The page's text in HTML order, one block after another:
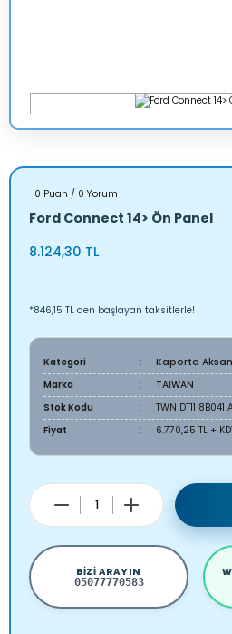
0 Puan / 0 Yorum
Ford Connect 14> Ön Panel
8.124,30 TL
*846,15 TL den başlayan taksitlerle!
Kategori
Kaporta
Marka
TAIWAN
Stok Kodu
TWN DT11 8B041
Fiyat
6.770,25 TL +
BIZI ARAYIN
05077770583